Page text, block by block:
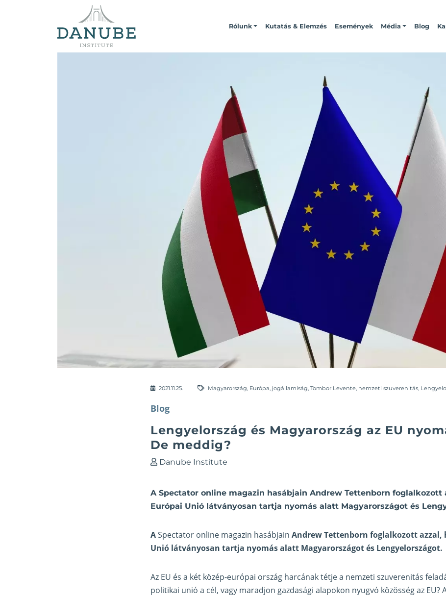
Rólunk Kutatás & Elemzés Események Média Blog
2021.11.25. Magyarország Európa jogállamiság Tombor Levente nemzeti szuverenitás
Blog
Lengyelország és Magyarország az EU
De meddig?
Danube Institute
A Spectator online magazin hasábjain Andrew Tettenborn foglalkozott
Európai Unió látványosan tartja nyomás alatt Magyarországot és
ASpectator online magazin hasábjain Andrew Tettenborn foglalkozott azzal,
Unió látványosan tartja nyomás alatt Magyarországot és Lengyelországot.
Az EU és a két közép-európai ország harcának tétje a nemzeti szuverenitás
politikai unió a cél, vagy maradjon gazdasági alapokon nyugvó közösség az EU?